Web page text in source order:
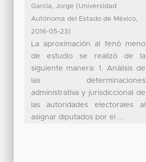
García, Jorge (Universidad
Autónoma del Estado de México,
2016-05-23)
La aproximación al fenó meno
de estudio se realizó de la
siguiente manera: 1. Análisis de
las determinaciones
administrativa y jurisdiccional de
las autoridades electorales al
asignar diputados por el ...